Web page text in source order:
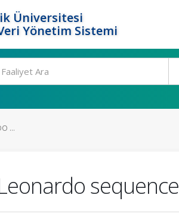
Üniversitesi
Yönetim Sistemi
...
sequence